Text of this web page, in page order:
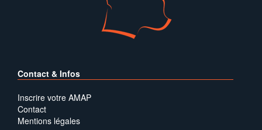
Contact & Infos
Inscrire votre AMAP
Contact
Mentions légales